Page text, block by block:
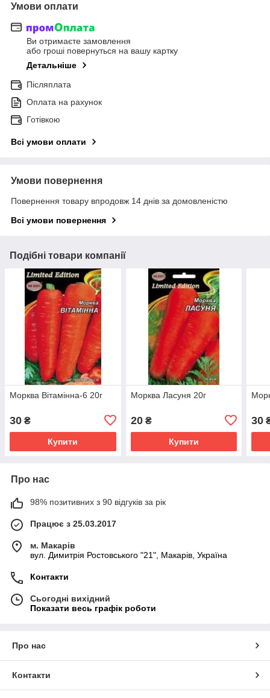
Умови оплати
Ви отримаєте замовлення
або гроші повернуться на вашу картку
Детальніше
Післяплата
Оплата на рахунок
Готівкою
Всі умови оплати
Умови повернення
Повернення товару впродовж 14 днів за домовленістю
Всі умови повернення
Подібні товари компанії
Морква Вітамінна-6 20г
30 ₴
Купити
Морква Ласуня 20г
20₴
Купити
30
Про нас
98% позитивних з 90 відгуків за рік
Працює з 25.03.2017
м. Макарів
вул. Димитрія Ростовського "21", Макарів, Україна
Контакти
Сьогодні вихідний
Показати весь графік роботи
Про нас
Контакти